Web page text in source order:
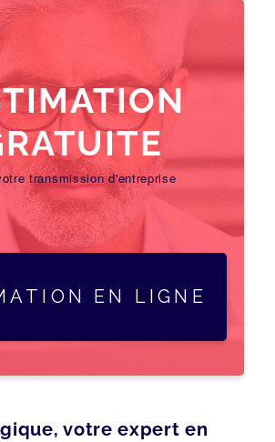
transmission d'entreprise
EN LIGNE
votre expert en